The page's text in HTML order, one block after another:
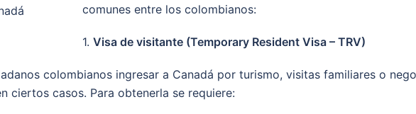
comunes entre los colombianos:
1. Visa de visitante (Temporary Resident Visa – TRV)
colombianos ingresar a Canadá por turismo, visitas familiares o
ciertos casos. Para obtenerla se requiere: